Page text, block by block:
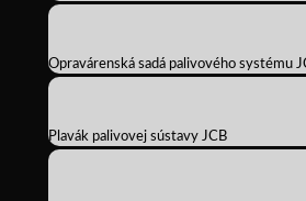
Opravárenská sadá palivového systému
Plavák palivovej sústavy JCB